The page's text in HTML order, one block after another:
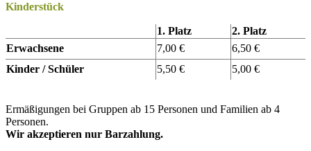
Kinderstück
1. Platz
2. Platz
Erwachsene
7,00 €
6,50 €
Kinder / Schüler
5,50 € 5,00 €
Ermäßigungen bei Gruppen ab 15 Personen und Familien ab 4
Personen.
Wir akzeptieren nur Barzahlung.